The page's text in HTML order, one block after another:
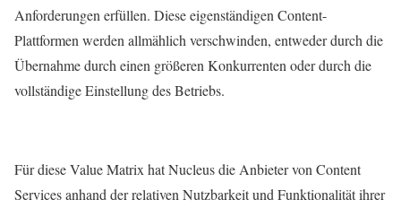
Anforderungen erfüllen. Diese eigenständigen Content-
Plattformen werden allmählich verschwinden, entweder durch die
Übernahme durch einen größeren Konkurrenten oder durch die
vollständige Einstellung des Betriebs.
Für diese Value Matrix hat Nucleus die Anbieter von Content
Services anhand der relativen Nutzbarkeit und Funktionalität ihrer